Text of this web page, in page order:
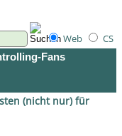
Web CS
Fans
(nicht nur) für